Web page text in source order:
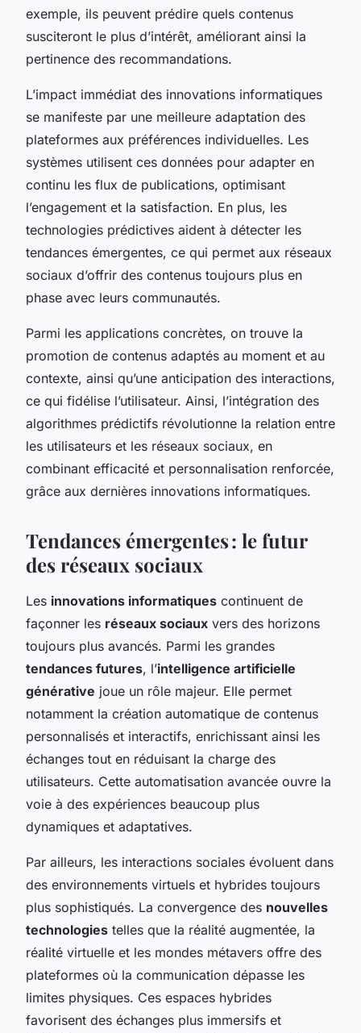
exemple, ils peuvent prédire quels contenus
susciteront le plus d’intérêt, améliorant ainsi la
pertinence des recommandations.
L’impact immédiat des innovations informatiques
se manifeste par une meilleure adaptation des
plateformes aux préférences individuelles. Les
systèmes utilisent ces données pour adapter en
continu les flux de publications, optimisant
l’engagement et la satisfaction. En plus, les
technologies prédictives aident à détecter les
tendances émergentes, ce qui permet aux réseaux
sociaux d’offrir des contenus toujours plus en
phase avec leurs communautés.
Parmi les applications concrètes, on trouve la
promotion de contenus adaptés au moment et au
contexte, ainsi qu’une anticipation des interactions,
ce qui fidélise l’utilisateur. Ainsi, l’intégration des
algorithmes prédictifs révolutionne la relation entre
les utilisateurs et les réseaux sociaux, en
combinant efficacité et personnalisation renforcée,
grâce aux dernières innovations informatiques.
Tendances émergentes : le futur
des réseaux sociaux
Les innovations informatiques continuent de
façonner les réseaux sociaux vers des horizons
toujours plus avancés. Parmi les grandes
tendances futures, l’intelligence artificielle
générative joue un rôle majeur. Elle permet
notamment la création automatique de contenus
personnalisés et interactifs, enrichissant ainsi les
échanges tout en réduisant la charge des
utilisateurs. Cette automatisation avancée ouvre la
voie à des expériences beaucoup plus
dynamiques et adaptatives.
Par ailleurs, les interactions sociales évoluent dans
des environnements virtuels et hybrides toujours
plus sophistiqués. La convergence des nouvelles
technologies telles que la réalité augmentée, la
réalité virtuelle et les mondes métavers offre des
plateformes où la communication dépasse les
limites physiques. Ces espaces hybrides
favorisent des échanges plus immersifs et